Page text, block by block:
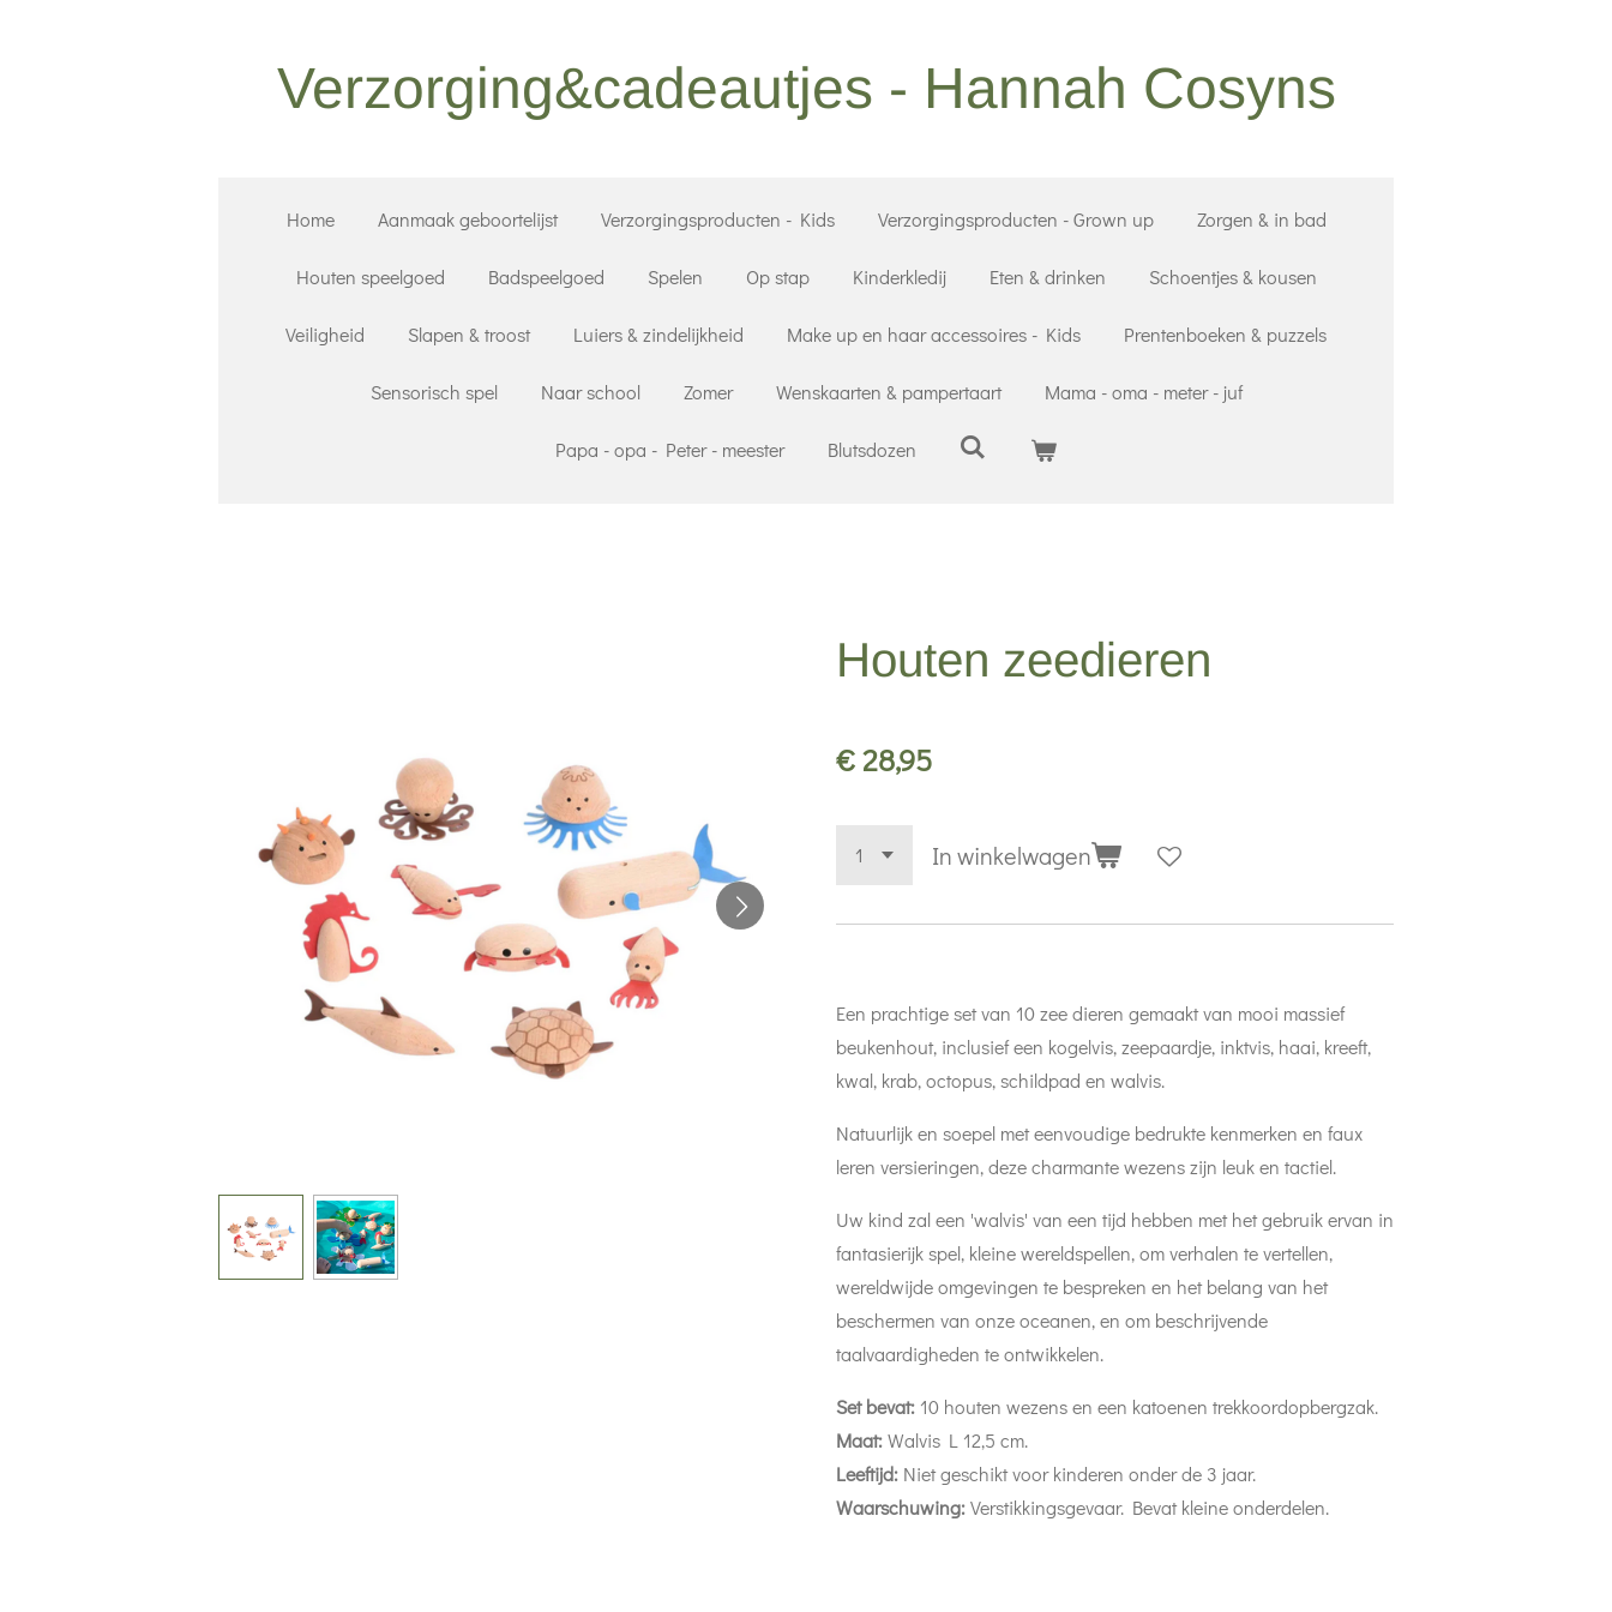
Verzorging&cadeautjes - Hannah Cosyns
Home Aanmaak geboortelijst Verzorgingsproducten - Kids Verzorgingsproducten - Grown up Zorgen & in bad
Houten speelgoed Badspeelgoed Spelen Op stap Kinderkledij Eten & drinken Schoentjes & kousen
Veiligheid Slapen & troost Luiers & zindelijkheid Make up en haar accessoires - Kids Prentenboeken & puzzels
Sensorisch spel Naar school Zomer Wenskaarten & pampertaart Mama - oma - meter - juf
Papa - opa - Peter - meester Blutsdozen
Houten zeedieren
€ 28,95
In winkelwagen
Een prachtige set van 10 zee dieren gemaakt van mooi massief
beukenhout, inclusief een kogelvis, zeepaardje, inktvis, haai, kreeft,
kwal, krab, octopus, schildpad en walvis.
Natuurlijk en soepel met eenvoudige bedrukte kenmerken en faux
leren versieringen, deze charmante wezens zijn leuk en tactiel.
Uw kind zal een 'walvis' van een tijd hebben met het gebruik ervan in
fantasierijk spel, kleine wereldspellen, om verhalen te vertellen,
wereldwijde omgevingen te bespreken en het belang van het
beschermen van onze oceanen, en om beschrijvende
taalvaardigheden te ontwikkelen.
Set bevat: 10 houten wezens en een katoenen trekkoordopbergzak.
Maat:Walvis L 12,5 cm.
Leeftijd: Niet geschikt voor kinderen onder de 3 jaar.
Waarschuwing:Verstikkingsgevaar. Bevat kleine onderdelen.